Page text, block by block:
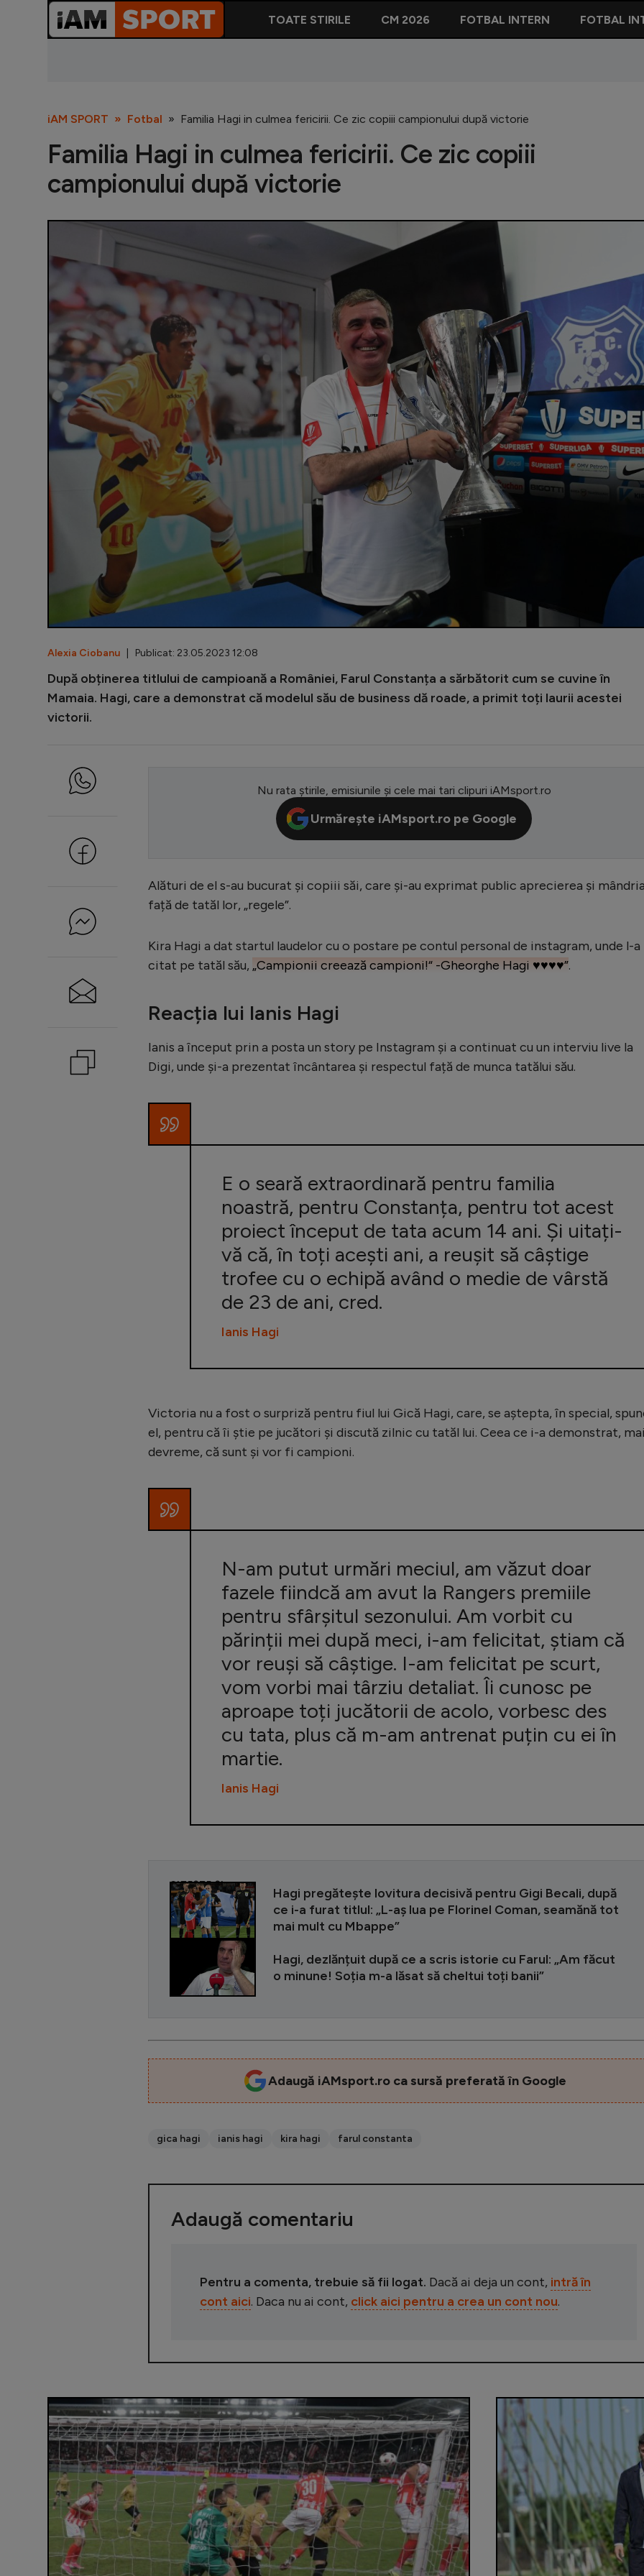
TOATE STIRILE CM 2026 FOTBAL INTERN FOTBAL
iAM SPORT Fotbal Familia Hagi in culmea fericirii. Ce zic copiii campionului după victorie
Familia Hagi in culmea fericirii. Ce zic copiii
campionului după victorie
Alexia Ciobanu | Publicat: 23.05.2023 12:08
După obținerea titlului de campioană a României, Farul Constanța a sărbătorit cum se cuvine în
Mamaia. Hagi, care a demonstrat că modelul său de business dă roade, a primit toți laurii acestei
victorii.
Nu rata știrile, emisiunile și cele mai tari clipuri iAMsport.ro
Urmărește iAMsport.ro pe Google
Alături de el s-au bucurat și copiii săi, care și-au exprimat public aprecierea și
față de tatăl lor, „regele”.
Kira Hagi a dat startul laudelor cu o postare pe contul personal de instagram, unde l-a
citat pe tatăl său, „Campionii creează campioni!“ -Gheorghe Hagi ♥️♥️♥️♥️”.
Reacția lui Ianis Hagi
Ianis a început prin a posta un story pe Instagram și a continuat cu un interviu live la
Digi, unde și-a prezentat încântarea și respectul față de munca tatălui său.
E o seară extraordinară pentru familia
noastră, pentru Constanța, pentru tot acest
proiect început de tata acum 14 ani. Și uitați-
vă că, în toți acești ani, a reușit să câștige
trofee cu o echipă având o medie de vârstă
de 23 de ani, cred.
Ianis Hagi
Victoria nu a fost o surpriză pentru fiul lui Gică Hagi, care, se aștepta, în special,
el, pentru că îi știe pe jucători și discută zilnic cu tatăl lui. Ceea ce i-a demonstrat,
devreme, că sunt și vor fi campioni.
N-am putut urmări meciul, am văzut doar
fazele fiindcă am avut la Rangers premiile
pentru sfârșitul sezonului. Am vorbit cu
părinții mei după meci, i-am felicitat, știam că
vor reuși să câștige. I-am felicitat pe scurt,
vom vorbi mai târziu detaliat. Îi cunosc pe
aproape toți jucătorii de acolo, vorbesc des
cu tata, plus că m-am antrenat puțin cu ei în
martie.
Ianis Hagi
CITEȘTE ȘI
Hagi pregătește lovitura decisivă pentru Gigi Becali, după
ce i-a furat titlul: „L-aș lua pe Florinel Coman, seamănă tot
mai mult cu Mbappe”
Hagi, dezlănțuit după ce a scris istorie cu Farul: „Am făcut
o minune! Soția m-a lăsat să cheltui toți banii”
Adaugă iAMsport.ro ca sursă preferată în Google
gica hagi ianis hagi kira hagi farul constanta
Adaugă comentariu
Pentru a comenta, trebuie să fii logat. Dacă ai deja un cont, intră în
cont aici. Daca nu ai cont, click aici pentru a crea un cont nou.